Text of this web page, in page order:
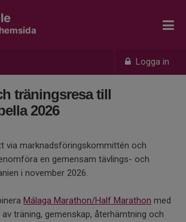
Logga in
träningsresa till
2026
via marknadsföringskommittén och
en gemensam tävlings- och
i november 2026.
Málaga Marathon/Half Marathon med
träning, gemenskap, återhämtning och